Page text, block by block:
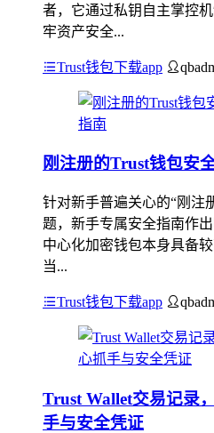
者，它通过私钥自主掌控
牢资产安全...
Trust钱包下载app
刚注册的Trust钱包安
针对新手普遍关心的“刚注
题，新手专属安全指南作
中心化加密钱包本身具备
当...
Trust钱包下载app
Trust Wallet交易记录
手与安全凭证